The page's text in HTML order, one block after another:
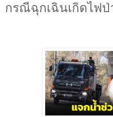
กรณีฉุกเฉินเกิดไฟ